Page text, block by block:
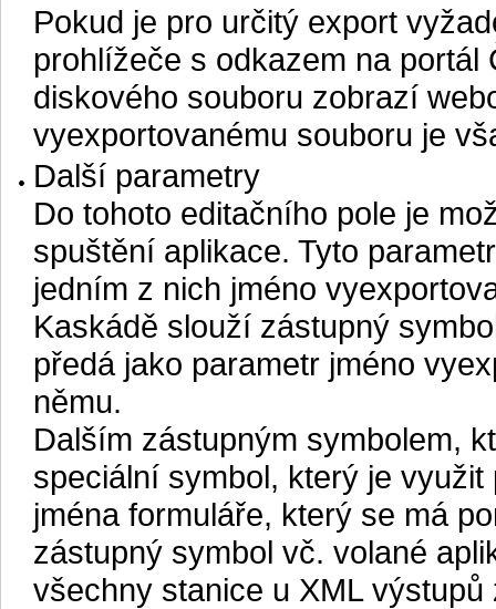
Pokud je pro určitý export
prohlížeče s odkazem na portál
diskového souboru zobrazí
vyexportovanému souboru je
Další parametry
Do tohoto editačního pole je
spuštění aplikace. Tyto
jedním z nich jméno
Kaskádě slouží zástupný
předá jako parametr jméno
němu.
Dalším zástupným symbolem,
speciální symbol, který je
jména formuláře, který se má
zástupný symbol vč. volané
všechny stanice u XML výstupů